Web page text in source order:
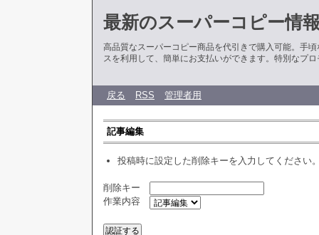
最新のスーパーコピー情
高品質なスーパーコピー商品を代引きで購入可能。手
スを利用して、簡単にお支払いができます。特別なプ
戻る RSS 管理者用
記事編集
投稿時に設定した削除キーを入力してください
削除キー
作業内容